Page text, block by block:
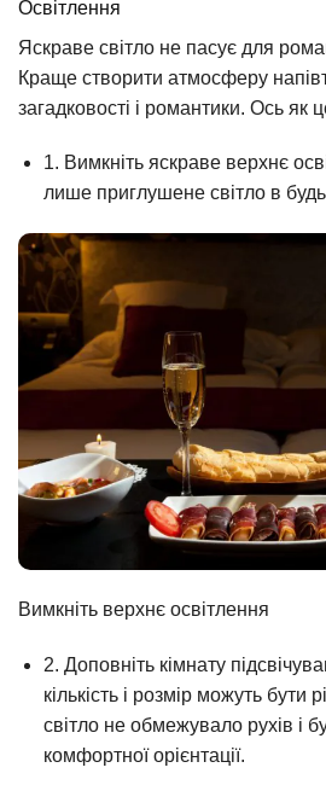
Освітлення
Яскраве світло не пасує для
Краще створити атмосферу
загадковості і романтики. Ось як
1. Вимкніть яскраве верхнє
лише приглушене світло в будь-
Вимкніть верхнє освітлення
2. Доповніть кімнату
кількість і розмір можуть
світло не обмежувало рухів і
комфортної орієнтації.